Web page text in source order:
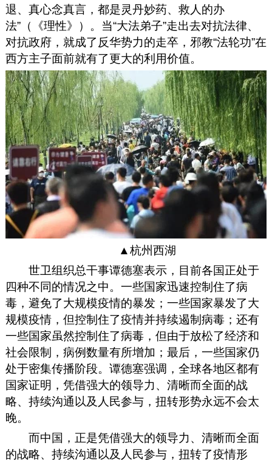
退、真心念真言，都是灵丹妙药、救人的办
法”（《理性》）。当“大法弟子”走出去对抗法律、
对抗政府，就成了反华势力的走卒，邪教“法轮功”在
西方主子面前就有了更大的利用价值。
▲杭州西湖
世卫组织总干事谭德塞表示，目前各国正处于
四种不同的情况之中。一些国家迅速控制住了病
毒，避免了大规模疫情的暴发；一些国家暴发了大
规模疫情，但控制住了疫情并持续遏制病毒；还有
一些国家虽然控制住了病毒，但由于放松了经济和
社会限制，病例数量有所增加；最后，一些国家仍
处于密集传播阶段。谭德塞强调，全球各地区都有
国家证明，凭借强大的领导力、清晰而全面的战
略、持续沟通以及人民参与，扭转形势永远不会太
晚。
而中国，正是凭借强大的领导力、清晰而全面
的战略、持续沟通以及人民参与，扭转了疫情形